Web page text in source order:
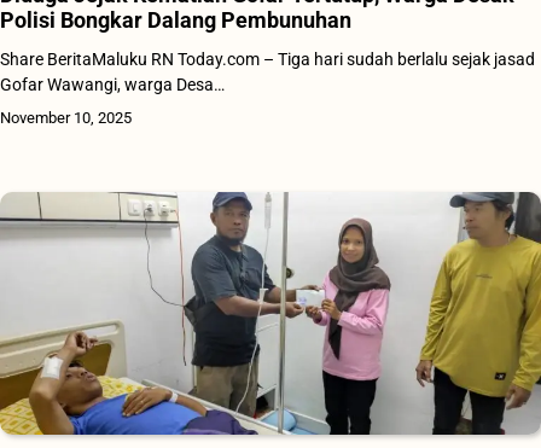
Polisi Bongkar Dalang Pembunuhan
Share BeritaMaluku RN Today.com – Tiga hari sudah berlalu sejak jasad
Gofar Wawangi, warga Desa…
November 10, 2025